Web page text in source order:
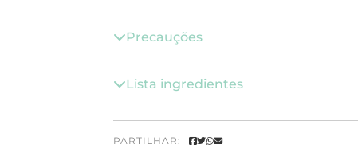
Precauções
Lista ingredientes
PARTILHAR: